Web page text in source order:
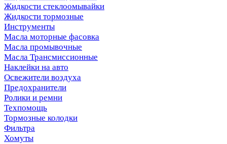
Жидкости стеклоомывайки
Жидкости тормозные
Инструменты
Масла моторные фасовка
Масла промывочные
Масла Трансмиссионные
Наклейки на авто
Освежители воздуха
Предохранители
Ролики и ремни
Техпомощь
Тормозные колодки
Фильтра
Хомуты